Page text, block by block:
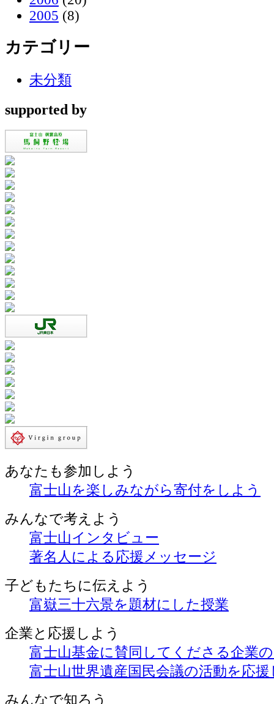
2005 (8)
カテゴリー
未分類
supported by
あなたも参加しよう
富士山を楽しみながら寄付をしよう
みんなで考えよう
富士山インタビュー
著名人による応援メッセージ
子どもたちに伝えよう
富嶽三十六景を題材にした授業
企業と 応援しよう
富士山基金に賛同してくださる企業
富士山世界遺産国民会議の活動を応
みんなで知ろう